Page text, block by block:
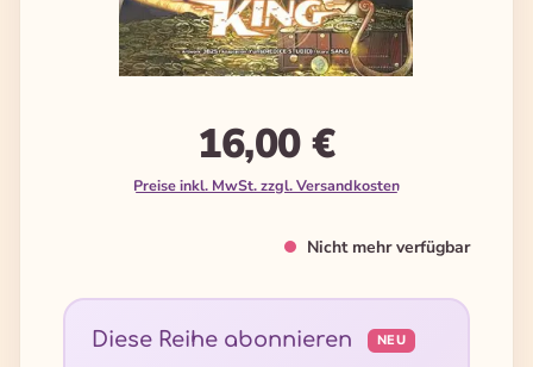
16,00 €
Preise inkl. MwSt. zzgl. Versandkosten
Nicht mehr verfügbar
Diese Reihe abonnieren NEU